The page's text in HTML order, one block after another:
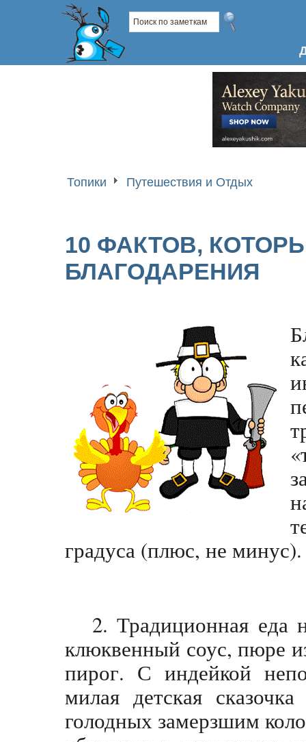
Топики Путешествия и Отдых
10 ФАКТОВ,
БЛАГОДАРЕНИЯ
градуса (плюс, не минус).
2. Традиционная еда
клюквенный соус, пюре
пирог. С индейкой
милая детская
голодных замерзшим